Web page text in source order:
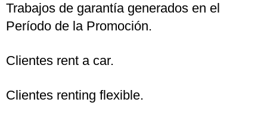
Trabajos de garantía generados en el
Período de la Promoción.
Clientes rent a car.
Clientes renting flexible.